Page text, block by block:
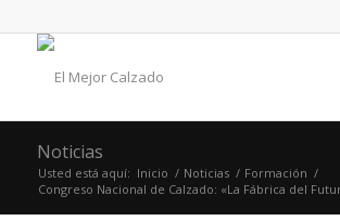
Noticias
Usted está aquí: Inicio / Noticias / Formación /
Congreso Nacional de Calzado: «La Fábrica del